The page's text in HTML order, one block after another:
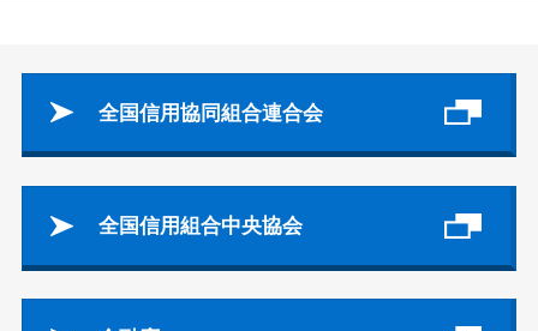
全国信用協同組合連合会
全国信用組合中央協会